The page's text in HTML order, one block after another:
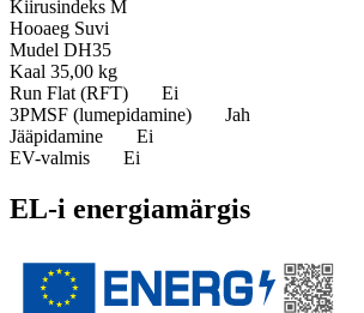
Kiirusindeks M
Hooaeg Suvi
Mudel DH35
Kaal 35,00 kg
Run Flat (RFT)
Ei
3PMSF (lumepidamine)
Jah
Jääpidamine
Ei
EV-valmis
Ei
EL-i energiamärgis